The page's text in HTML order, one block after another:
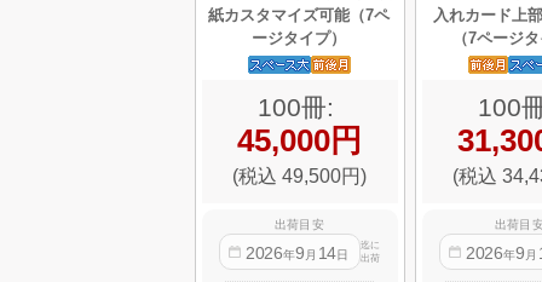
紙カスタマイズ可能（7ペ
ージタイプ）
100冊:
45,000円
(税込 49,500円)
出荷目安
2026年9 月 14日
迄に
出荷
入れカード上
（7ページ
100
(税込
出荷目
2026年9 月